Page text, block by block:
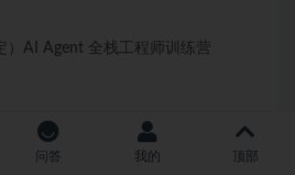
）AI Agent 全栈工程师训练营
AI 漫剧智能量产创作营
问答 我的 顶部